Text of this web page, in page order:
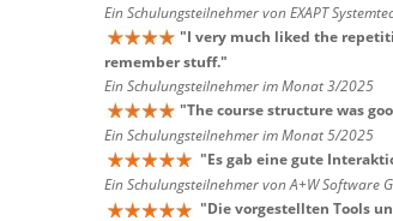
Ein Schulungsteilnehmer von EXAPT
"I very much liked the
remember stuff."
Ein Schulungsteilnehmer im Monat 3/2025
"The course structure was
Ein Schulungsteilnehmer im Monat 5/2025
"Es gab eine gute
Ein Schulungsteilnehmer von A+W Software
"Die vorgestellten Tools